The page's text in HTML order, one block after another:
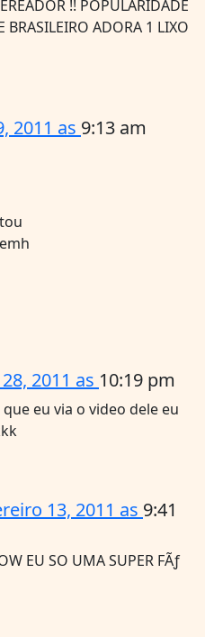
!! POPULARIDADE
ADORA 1 LIXO
2011 as 9:13 am
2011 as 10:19 pm
eu via o video dele eu
13, 2011 as 9:41
EU SO UMA SUPER FÃƒ